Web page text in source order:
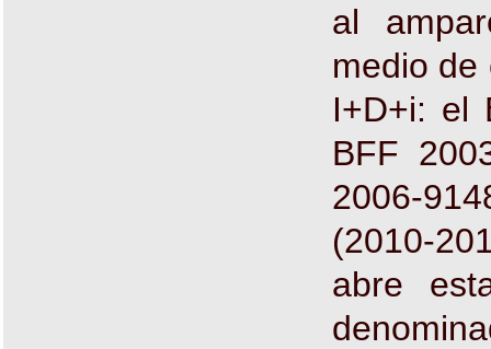
al
medio de
I+D+i: el
BFF
2006-
(2010-
abre